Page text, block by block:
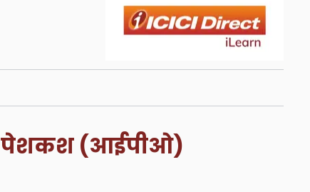
पेशकश (आईपीओ)